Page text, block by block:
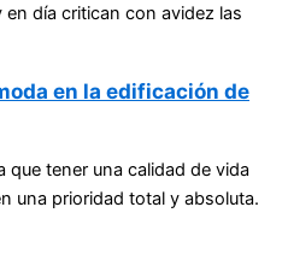
día critican con avidez las
en la edificación de
que tener una calidad de vida
una prioridad total y absoluta.